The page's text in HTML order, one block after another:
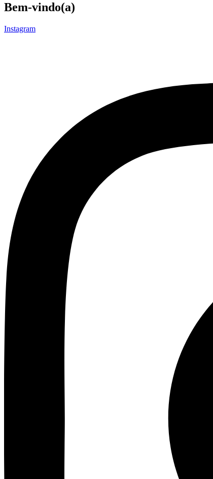
Bem-vindo(a)
Instagram